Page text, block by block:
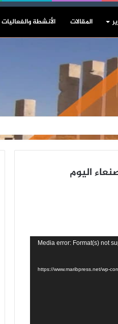
المقالات الأنشطة والفعاليات
اليوم
Media error: Format(s) not